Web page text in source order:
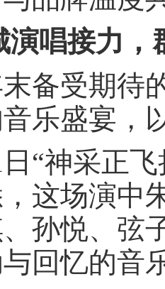
唱接力，
受期待的
乐盛宴，
神采正飞
这场演中
孙悦、弦
回忆的音